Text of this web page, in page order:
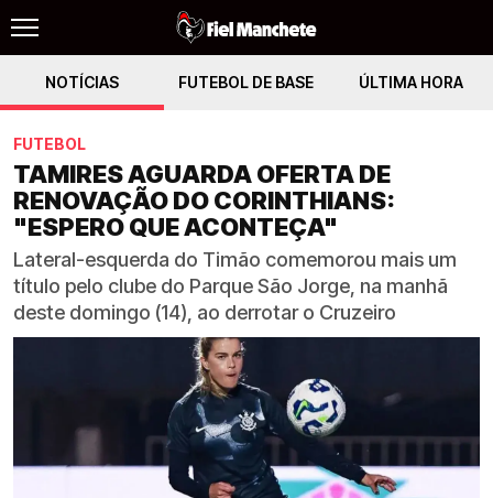
NOTÍCIAS FUTEBOL DE BASE ÚLTIMA HORA
FUTEBOL
TAMIRES AGUARDA OFERTA DE
RENOVAÇÃO DO CORINTHIANS:
"ESPERO QUE ACONTEÇA"
Lateral-esquerda do Timão comemorou mais um
título pelo clube do Parque São Jorge, na manhã
deste domingo (14), ao derrotar o Cruzeiro